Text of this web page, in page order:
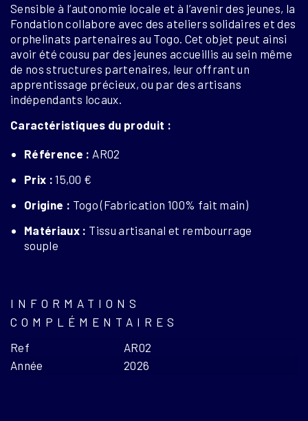
Sensible à l’autonomie locale et à l’avenir des jeunes, la
Fondation collabore avec des ateliers solidaires et des
orphelinats partenaires au Togo. Cet objet peut ainsi
avoir été cousu par des jeunes accueillis au sein même
de nos structures partenaires, leur offrant un
apprentissage précieux, ou par des artisans
indépendants locaux.
Caractéristiques du produit :
Référence : AR02
Prix : 15,00 €
Origine : Togo (Fabrication 100% fait main)
Matériaux : Tissu artisanal et rembourrage
souple
INFORMATIONS
COMPLÉMENTAIRES
Ref
AR02
Année
2026